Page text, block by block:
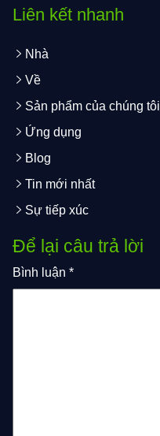
Liên kết nhanh
Nhà
Về
Sản phẩm của chúng tôi
Ứng dụng
Blog
Tin mới nhất
Sự tiếp xúc
Để lại câu trả lời
Bình luận *